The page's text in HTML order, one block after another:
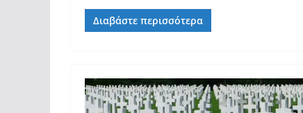
Διαβάστε περισσότερα